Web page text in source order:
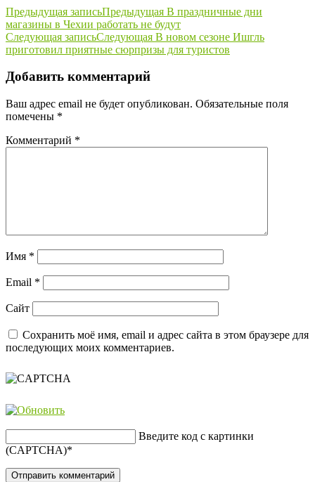
Предыдущая записьПредыдущая В праздничные дни
магазины в Чехии работать не будут
Следующая записьСледующая В новом сезоне Ишгль
приготовил приятные сюрпризы для туристов
Добавить комментарий
Ваш адрес email не будет опубликован. Обязательные поля
помечены *
Комментарий *
Имя *
Email *
Сайт
Сохранить моё имя, email и адрес сайта в этом браузере для
последующих моих комментариев.
Введите код с картинки
(CAPTCHA)*